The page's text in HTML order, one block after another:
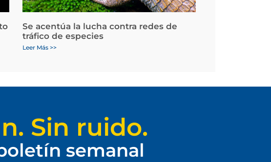
Se acentúa la lucha contra redes de
tráfico de especies
Leer Más >>
Sin ruido.
semanal